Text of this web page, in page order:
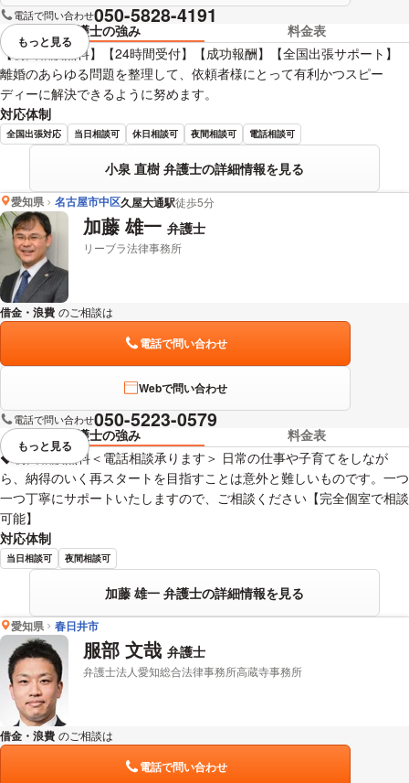
電話で問い合わせ050-5828-4191
弁護士の強み
料金表
【初回相談無料】【24時間受付】【成功報酬】【全国出張サポート】
離婚のあらゆる問題を整理して、依頼者様にとって有利かつスピー
ディーに解決できるように努めます。
対応体制
全国出張対応 当日相談可 休日相談可 夜間相談可 電話相談可
小泉 直樹 弁護士の詳細情報を見る
視覚的に省略されている要素を
もっと見る
愛知県 名古屋市中区久屋大通駅徒歩5分
加藤 雄一 弁護士
リーブラ法律事務所
借金・浪費 のご相談は
電話で問い合わせ
Webで問い合わせ
電話で問い合わせ050-5223-0579
弁護士の強み
料金表
◆初回相談無料＜電話相談承ります＞ 日常の仕事や子育てをしなが
ら、納得のいく再スタートを目指すことは意外と難しいものです。一つ
一つ丁寧にサポートいたしますので、ご相談ください【完全個室で相談
可能】
対応体制
当日相談可 夜間相談可
加藤 雄一 弁護士の詳細情報を見る
視覚的に省略されている要素を
もっと見る
愛知県 春日井市
服部 文哉 弁護士
弁護士法人愛知総合法律事務所高蔵寺事務所
借金・浪費 のご相談は
電話で問い合わせ